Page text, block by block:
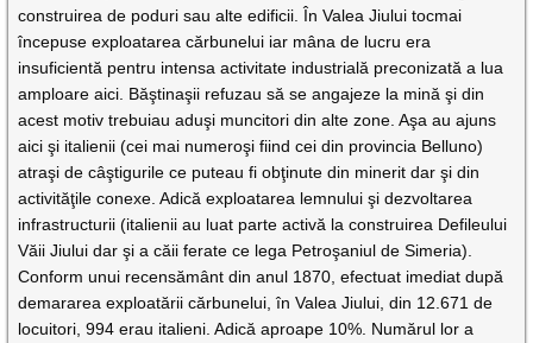
construirea de poduri sau alte edificii. În Valea Jiului tocmai
începuse exploatarea cărbunelui iar mâna de lucru era
insuficientă pentru intensa activitate industrială preconizată a lua
amploare aici. Băştinaşii refuzau să se angajeze la mină şi din
acest motiv trebuiau aduşi muncitori din alte zone. Aşa au ajuns
aici şi italienii (cei mai numeroşi fiind cei din provincia Belluno)
atraşi de câştigurile ce puteau fi obţinute din minerit dar şi din
activităţile conexe. Adică exploatarea lemnului şi dezvoltarea
infrastructurii (italienii au luat parte activă la construirea Defileului
Văii Jiului dar şi a căii ferate ce lega Petroşaniul de Simeria).
Conform unui recensământ din anul 1870, efectuat imediat după
demararea exploatării cărbunelui, în Valea Jiului, din 12.671 de
locuitori, 994 erau italieni. Adică aproape 10%. Numărul lor a